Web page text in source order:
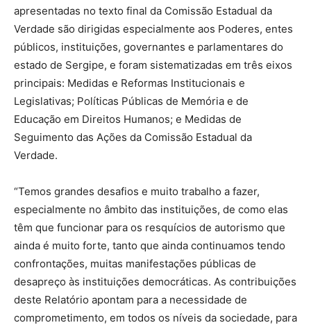
apresentadas no texto final da Comissão Estadual da
Verdade são dirigidas especialmente aos Poderes, entes
públicos, instituições, governantes e parlamentares do
estado de Sergipe, e foram sistematizadas em três eixos
principais: Medidas e Reformas Institucionais e
Legislativas; Políticas Públicas de Memória e de
Educação em Direitos Humanos; e Medidas de
Seguimento das Ações da Comissão Estadual da
Verdade.
“Temos grandes desafios e muito trabalho a fazer,
especialmente no âmbito das instituições, de como elas
têm que funcionar para os resquícios de autorismo que
ainda é muito forte, tanto que ainda continuamos tendo
confrontações, muitas manifestações públicas de
desapreço às instituições democráticas. As contribuições
deste Relatório apontam para a necessidade de
comprometimento, em todos os níveis da sociedade, para